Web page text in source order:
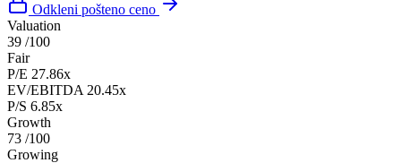
Odkleni pošteno ceno
Valuation
39 /100
Fair
P/E 27.86x
EV/EBITDA 20.45x
P/S 6.85x
Growth
73 /100
Growing